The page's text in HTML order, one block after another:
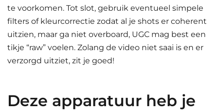
te voorkomen. Tot slot, gebruik eventueel simpele
filters of kleurcorrectie zodat al je shots er coherent
uitzien, maar ga niet overboard, UGC mag best een
tikje “raw” voelen. Zolang de video niet saai is en er
verzorgd uitziet, zit je goed!
Deze apparatuur heb je